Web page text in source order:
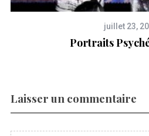
juillet 23,
Portraits
Laisser un commentaire